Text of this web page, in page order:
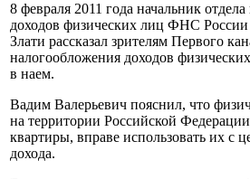
8 февраля 2011 года начальник
доходов физических лиц ФНС
Злати рассказал зрителям Первого
налогообложения доходов
в наем.
Вадим Валерьевич пояснил, что
на территории Российской
квартиры, вправе использовать их с
дохода.